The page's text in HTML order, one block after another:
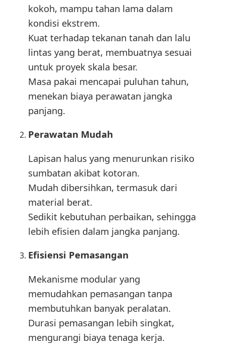
kokoh, mampu tahan lama dalam
kondisi ekstrem.
Kuat terhadap tekanan tanah dan lalu
lintas yang berat, membuatnya sesuai
untuk proyek skala besar.
Masa pakai mencapai puluhan tahun,
menekan biaya perawatan jangka
panjang.
Perawatan Mudah
Lapisan halus yang menurunkan risiko
sumbatan akibat kotoran.
Mudah dibersihkan, termasuk dari
material berat.
Sedikit kebutuhan perbaikan, sehingga
lebih efisien dalam jangka panjang.
Efisiensi Pemasangan
Mekanisme modular yang
memudahkan pemasangan tanpa
membutuhkan banyak peralatan.
Durasi pemasangan lebih singkat,
mengurangi biaya tenaga kerja.